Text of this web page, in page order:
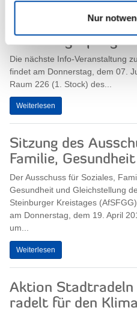
Nur
Info-Veranstaltung
Kindertagespflege
Die nächste Info-Veranstaltung
findet am Donnerstag, dem 07.
Raum 226 (1. Stock) des...
Weiterlesen
Sitzung des
Familie,
Der Ausschuss für Soziales,
Gesundheit und Gleichstellung
Steinburger Kreistages
am Donnerstag, dem 19. April
um...
Weiterlesen
Aktion
radelt für den